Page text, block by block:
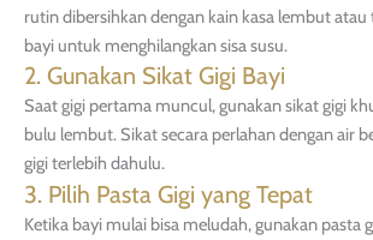
rutin dibersihkan dengan kain kasa lembut atau
bayi untuk menghilangkan sisa susu.
2. Gunakan Sikat Gigi Bayi
Saat gigi pertama muncul, gunakan sikat gigi
bulu lembut. Sikat secara perlahan dengan air
gigi terlebih dahulu.
3. Pilih Pasta Gigi yang Tepat
Ketika bayi mulai bisa meludah, gunakan pasta